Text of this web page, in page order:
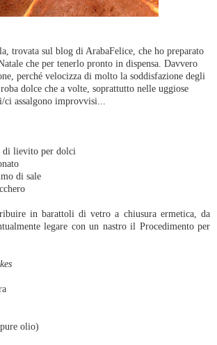
trovata sul blog di ArabaFelice, che ho preparato
che per tenerlo pronto in dispensa. Davvero
perché velocizza di molto la soddisfazione degli
dolce che a volte, soprattutto nelle uggiose
assalgono improvvisi...
di lievito per dolci
di sale
in barattoli di vetro a chiusura ermetica, da
legare con un nastro il Procedimento per
olio)